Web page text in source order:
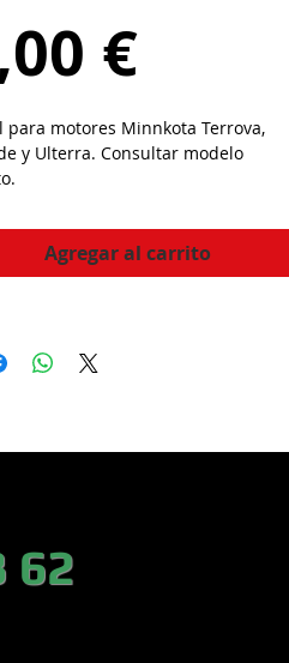
€Precio
para motores Minnkota Terrova,
y Ulterra. Consultar modelo
Agregar al carrito
62